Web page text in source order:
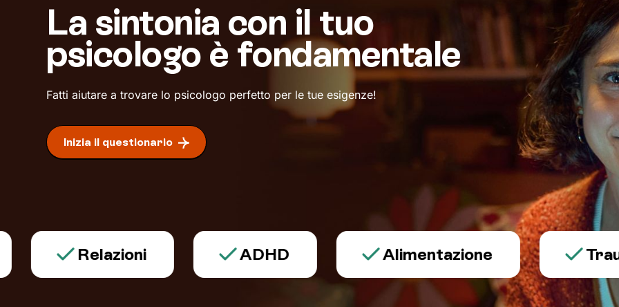
La sintonia con il tuo
psicologo è fondamentale
Fatti aiutare a trovare lo psicologo perfetto per le tue esigenze!
Inizia il questionario
Relazioni ADHD Alimentazione Trauma